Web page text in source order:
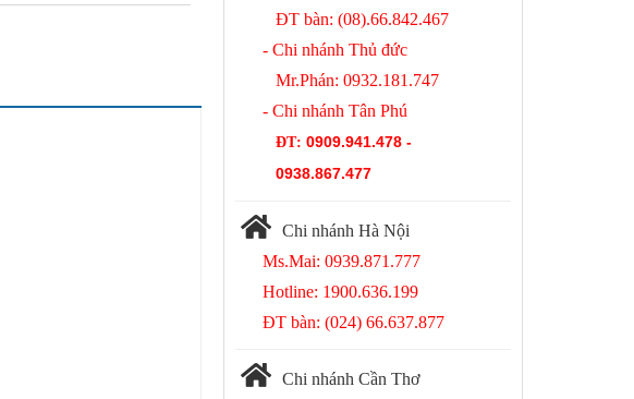
ĐT bàn: (08).66.842.467
- Chi nhánh Thủ đức
Mr.Phán: 0932.181.747
- Chi nhánh Tân Phú
ĐT: 0909.941.478 -
0938.867.477
Chi nhánh Hà Nội
Ms.Mai: 0939.871.777
Hotline: 1900.636.199
ĐT bàn: (024) 66.637.877
Chi nhánh Cần Thơ